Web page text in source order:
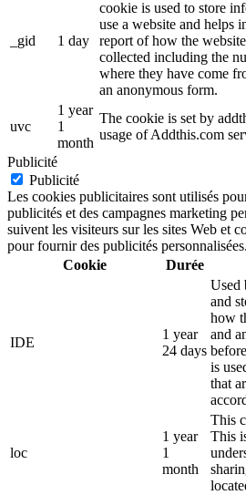
_gid 1 day
cookie is used to store
use a website and helps
report of how the
collected including the
where they have come
an anonymous form.
uvc
1 year
1
month
The cookie is set by
usage of Addthis.com
Publicité
Publicité
Les cookies publicitaires sont utilisés
publicités et des campagnes marketing
suivent les visiteurs sur les sites Web et
pour fournir des publicités personnalisées.
Cookie
Durée
IDE
1 year
24 days
Used
and
how
and
is
that
loc
1 year
1
month
This
This